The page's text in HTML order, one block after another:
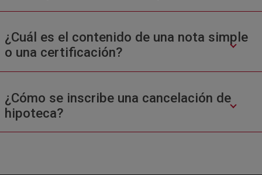
¿Cuál es el contenido de una nota simple
o una certificación?
¿Cómo se inscribe una cancelación de
hipoteca?